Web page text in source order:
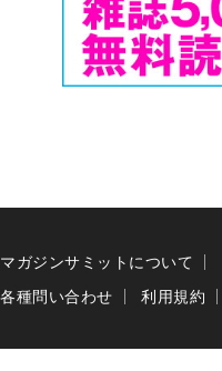
マガジンサミットについて
各種問い合わせ
利用規約